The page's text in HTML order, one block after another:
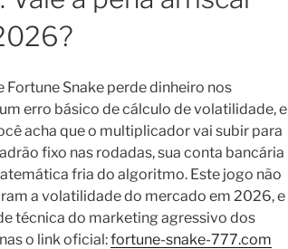
Snake perde dinheiro nos
erro básico de cálculo de volatilidade, e
acha que o multiplicador vai subir para
fixo nas rodadas, sua conta bancária
fria do algoritmo. Este jogo não
a volatilidade do mercado em 2026, e
técnica do marketing agressivo dos
o link oficial:fortune-snake-777.com